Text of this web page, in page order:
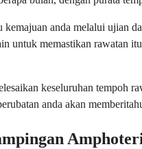
kemajuan anda melalui ujian
untuk memastikan rawatan
keseluruhan tempoh
anda akan